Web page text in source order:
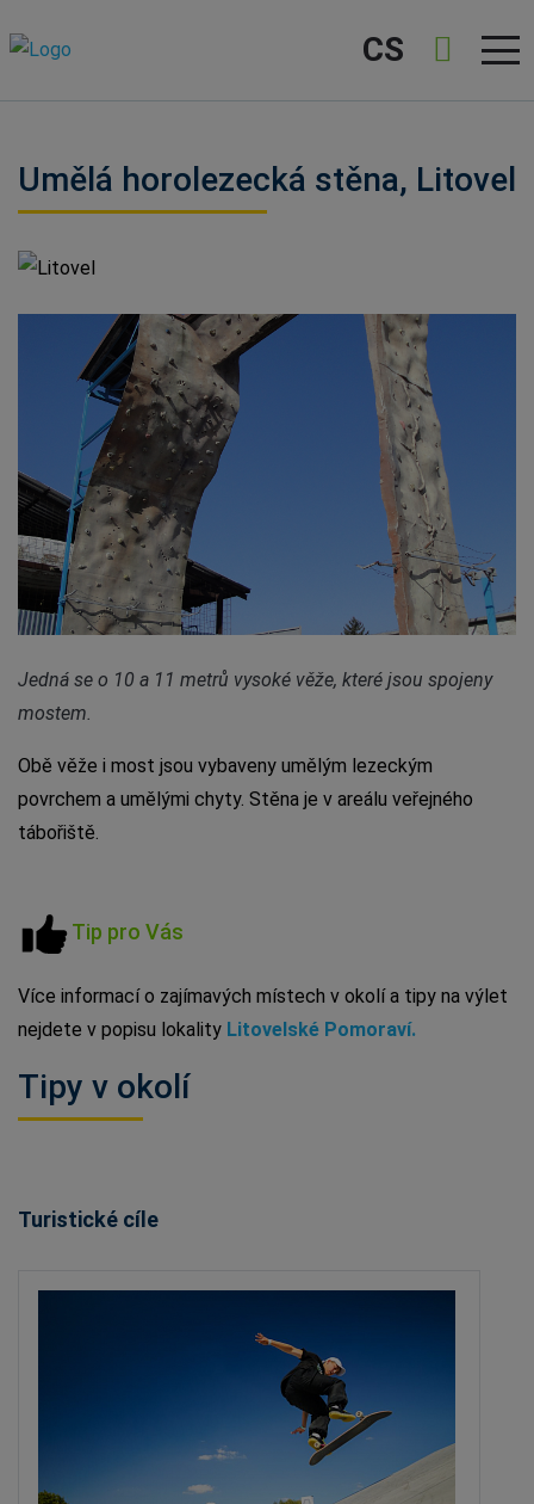
CS
Umělá horolezecká stěna, Litovel
Litovel
Jedná se o 10 a 11 metrů vysoké věže, které jsou spojeny
mostem.
Obě věže i most jsou vybaveny umělým lezeckým
povrchem a umělými chyty. Stěna je v areálu veřejného
tábořiště.
Tip pro Vás
Více informací o zajímavých místech v okolí a tipy na výlet
nejdete v popisu lokality Litovelské Pomoraví.
Tipy v okolí
Turistické cíle